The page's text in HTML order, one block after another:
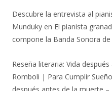
Descubre la entrevista al
Munduky en El pianista
compone la Banda Sonora de
Reseña literaria: Vida
Romboli | Para Cumplir